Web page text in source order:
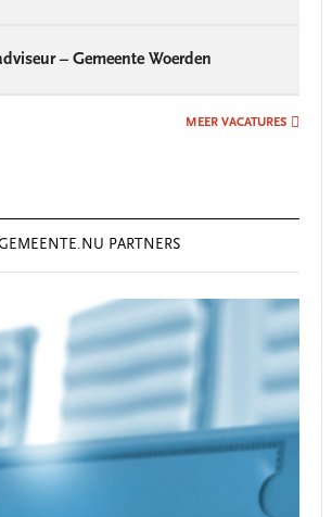
– Gemeente Woerden
MEER VACATURES
PARTNERS